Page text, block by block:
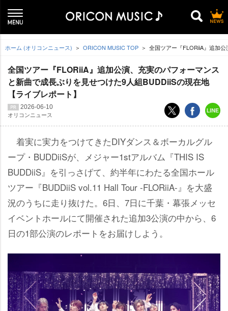
ホーム (オリコンニュース) ORICON MUSIC TOP 全国ツアー『FLORiiA』追加
全国ツアー『FLORiiA』追加公演、充実のパフォーマンス
と新曲で成長ぶりを見せつけた9人組BUDDiiSの現在地
【ライブレポート】
2026-06-10
オリコンニュース
着実に実力をつけてきたDIYダンス＆ボーカルグル
ープ・BUDDiiSが、メジャー1stアルバム『THIS IS
BUDDiiS』を引っさげて、約半年にわたる全国ホール
ツアー『BUDDiiS vol.11 Hall Tour -FLORiiA-』を大盛
況のうちに走り抜けた。6日、7日に千葉・幕張メッセ
イベントホールにて開催された追加3公演の中から、6
日の1部公演のレポートをお届けしよう。